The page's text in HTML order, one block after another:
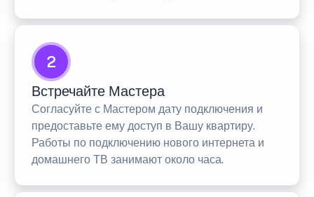
2
Встречайте Мастера
Согласуйте с Мастером дату подключения и
предоставьте ему доступ в Вашу квартиру.
Работы по подключению нового интернета и
домашнего ТВ занимают около часа.